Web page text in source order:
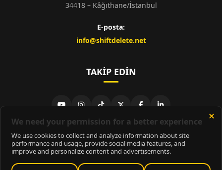
34418 – Kâğıthane/İstanbul
E-posta:
info@shiftdelete.net
TAKIP EDIN
© 2026ShiftDelete.Net- Tüm hakları saklıdır.